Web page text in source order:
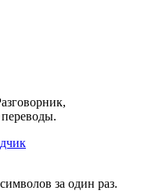
символов за один раз.